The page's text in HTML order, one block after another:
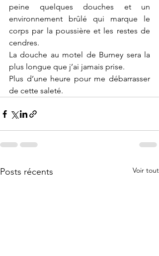
peine quelques douches et un
environnement brûlé qui marque le
corps par la poussière et les restes de
cendres.
La douche au motel de Burney sera la
plus longue que j’ai jamais prise.
Plus d’une heure pour me débarrasser
de cette saleté.
Posts récents Voir tout